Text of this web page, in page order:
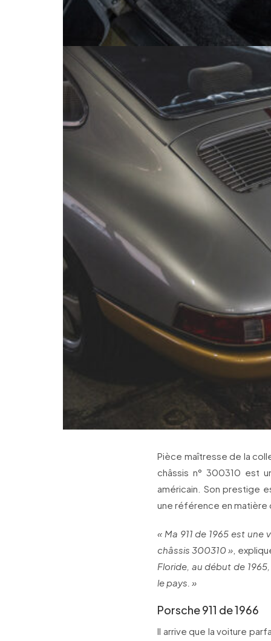
Pièce maîtresse de la
châssis n° 300310 est
américain. Son prestige
une référence en matière
« Ma 911 de 1965 est
châssis 300310 » ,
Floride, au début de
le pays. »
Porsche 911 de 1966
Il arrive que la voiture